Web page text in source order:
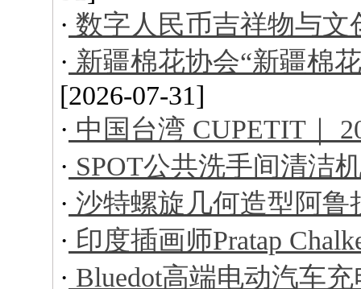
· 数字人民币吉祥物与文
· 新疆棉花协会“新疆棉
[2026-07-31]
· 中国台湾 CUPETIT｜
· SPOT公共洗手间清洁
· 沙特螺旋几何造型阿鲁
· 印度插画师Pratap
· Bluedot高端电动汽车